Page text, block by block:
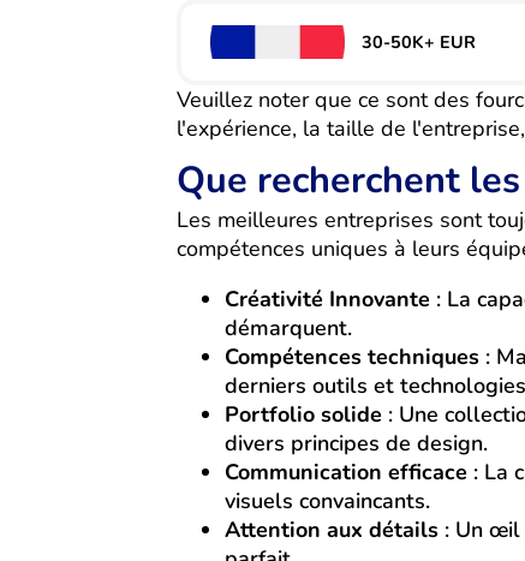
30-50K+ EUR
Veuillez noter que ce sont des
l'expérience, la taille de
Que recherchent
Les meilleures entreprises sont
compétences uniques à leurs
Créativité Innovante : La
démarquent.
Compétences techniques :
derniers outils et
Portfolio solide : Une
divers principes de design.
Communication efficace : La
visuels convaincants.
Attention aux détails : Un œil